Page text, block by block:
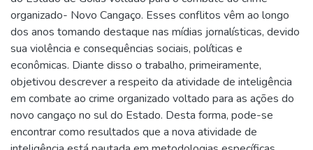
organizado- Novo Cangaço. Esses conflitos vêm ao longo
dos anos tomando destaque nas mídias jornalísticas, devido
sua violência e consequências sociais, políticas e
econômicas. Diante disso o trabalho, primeiramente,
objetivou descrever a respeito da atividade de inteligência
em combate ao crime organizado voltado para as ações do
novo cangaço no sul do Estado. Desta forma, pode-se
encontrar como resultados que a nova atividade de